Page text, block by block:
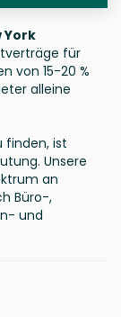
York
für
von 15-20 %
alleine
finden, ist
Unsere
an
Büro-,
und